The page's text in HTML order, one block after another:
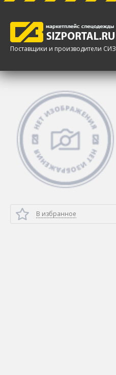
Поставщики и производители СИЗ
В избранное